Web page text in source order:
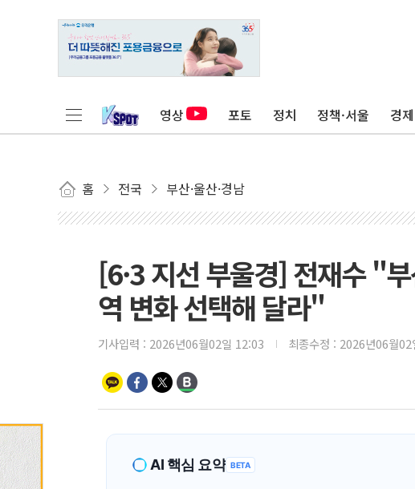
영상 포토 정치 정책·서울 경제
홈 전국 부산·울산·경남
[6·3 지선 부울경] 전재수 "
역 변화 선택해 달라"
기사입력 : 2026년06월02일 12:03 최종수정 : 2026년06월
AI 핵심 요약 BETA